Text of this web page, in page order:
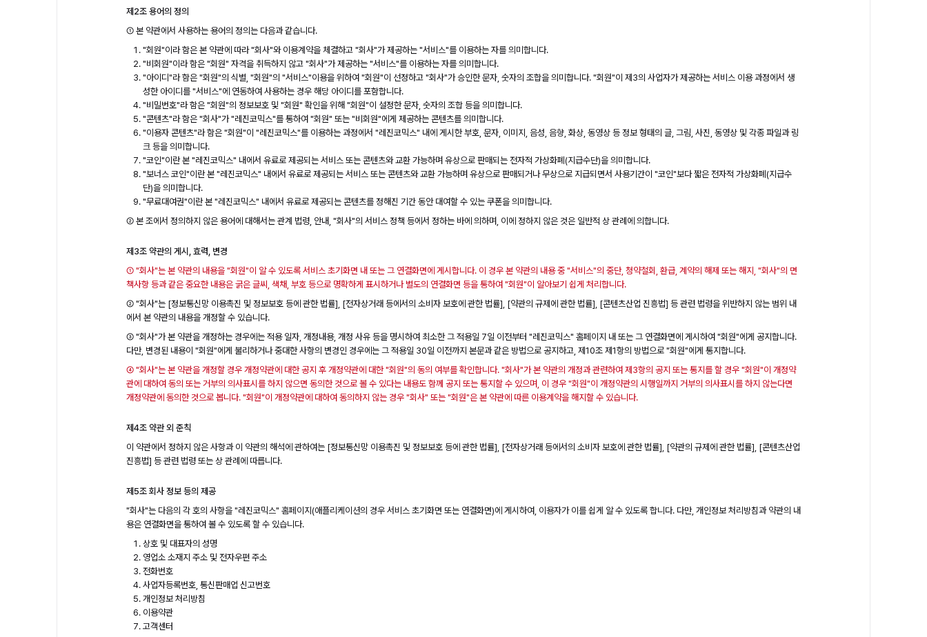
제2조 용어의 정의
① 본 약관에서 사용하는 용어의 정의는 다음과 같습니다.
"회원"이라 함은 본 약관에 따라 "회사"와 이용계약을 체결하고 "회사"가 제공하는 "서비스"를 이용하는 자를 의미합니다.
"비회원"이라 함은 "회원" 자격을 취득하지 않고 "회사"가 제공하는 "서비스"를 이용하는 자를 의미합니다.
"아이디"라 함은 "회원"의 식별, "회원"의 "서비스"이용을 위하여 "회원"이 선정하고 "회사"가 승인한 문자, 숫자의 조합을 의미합니다. "회원"이 제3의 사업자가 제공하는 서비스 이용 과정에서 생
성한 아이디를 "서비스"에 연동하여 사용하는 경우 해당 아이디를 포함합니다.
"비밀번호"라 함은 "회원"의 정보보호 및 "회원" 확인을 위해 "회원"이 설정한 문자, 숫자의 조합 등을 의미합니다.
"콘텐츠"라 함은 "회사"가 "레진코믹스"를 통하여 "회원" 또는 "비회원"에게 제공하는 콘텐츠를 의미합니다.
"이용자 콘텐츠"라 함은 "회원"이 "레진코믹스"를 이용하는 과정에서 "레진코믹스" 내에 게시한 부호, 문자, 이미지, 음성, 음향, 화상, 동영상 등 정보 형태의 글, 그림, 사진, 동영상 및 각종 파일과 링
크 등을 의미합니다.
"코인"이란 본 "레진코믹스" 내에서 유료로 제공되는 서비스 또는 콘텐츠와 교환 가능하며 유상으로 판매되는 전자적 가상화폐(지급수단)을 의미합니다.
"보너스 코인"이란 본 "레진코믹스" 내에서 유료로 제공되는 서비스 또는 콘텐츠와 교환 가능하며 유상으로 판매되거나 무상으로 지급되면서 사용기간이 "코인"보다 짧은 전자적 가상화폐(지급수
단)을 의미합니다.
"무료대여권"이란 본 "레진코믹스" 내에서 유료로 제공되는 콘텐츠를 정해진 기간 동안 대여할 수 있는 쿠폰을 의미합니다.
② 본 조에서 정의하지 않은 용어에 대해서는 관계 법령, 안내, "회사"의 서비스 정책 등에서 정하는 바에 의하며, 이에 정하지 않은 것은 일반적 상 관례에 의합니다.
제3조 약관의 게시, 효력, 변경
① "회사"는 본 약관의 내용을 "회원"이 알 수 있도록 서비스 초기화면 내 또는 그 연결화면에 게시합니다. 이 경우 본 약관의 내용 중 "서비스"의 중단, 청약철회, 환급, 계약의 해제 또는 해지, "회사"의 면
책사항 등과 같은 중요한 내용은 굵은 글씨, 색채, 부호 등으로 명확하게 표시하거나 별도의 연결화면 등을 통하여 "회원"이 알아보기 쉽게 처리합니다.
② "회사"는 [정보통신망 이용촉진 및 정보보호 등에 관한 법률], [전자상거래 등에서의 소비자 보호에 관한 법률], [약관의 규제에 관한 법률], [콘텐츠산업 진흥법] 등 관련 법령을 위반하지 않는 범위 내
에서 본 약관의 내용을 개정할 수 있습니다.
③ "회사"가 본 약관을 개정하는 경우에는 적용 일자, 개정내용, 개정 사유 등을 명시하여 최소한 그 적용일 7일 이전부터 "레진코믹스" 홈페이지 내 또는 그 연결화면에 게시하여 "회원"에게 공지합니다.
다만, 변경된 내용이 "회원"에게 불리하거나 중대한 사항의 변경인 경우에는 그 적용일 30일 이전까지 본문과 같은 방법으로 공지하고, 제10조 제1항의 방법으로 "회원"에게 통지합니다.
④ "회사"는 본 약관을 개정할 경우 개정약관에 대한 공지 후 개정약관에 대한 "회원"의 동의 여부를 확인합니다. "회사"가 본 약관의 개정과 관련하여 제3항의 공지 또는 통지를 할 경우 "회원"이 개정약
관에 대하여 동의 또는 거부의 의사표시를 하지 않으면 동의한 것으로 볼 수 있다는 내용도 함께 공지 또는 통지할 수 있으며, 이 경우 "회원"이 개정약관의 시행일까지 거부의 의사표시를 하지 않는다면
개정약관에 동의한 것으로 봅니다. "회원"이 개정약관에 대하여 동의하지 않는 경우 "회사" 또는 "회원"은 본 약관에 따른 이용계약을 해지할 수 있습니다.
제4조 약관 외 준칙
이 약관에서 정하지 않은 사항과 이 약관의 해석에 관하여는 [정보통신망 이용촉진 및 정보보호 등에 관한 법률], [전자상거래 등에서의 소비자 보호에 관한 법률], [약관의 규제에 관한 법률], [콘텐츠산업
진흥법] 등 관련 법령 또는 상 관례에 따릅니다.
제5조 회사 정보 등의 제공
"회사"는 다음의 각 호의 사항을 "레진코믹스" 홈페이지(애플리케이션의 경우 서비스 초기화면 또는 연결화면)에 게시하여, 이용자가 이를 쉽게 알 수 있도록 합니다. 다만, 개인정보 처리방침과 약관의 내
용은 연결화면을 통하여 볼 수 있도록 할 수 있습니다.
상호 및 대표자의 성명
영업소 소재지 주소 및 전자우편 주소
전화번호
사업자등록번호, 통신판매업 신고번호
개인정보 처리방침
이용약관
고객센터